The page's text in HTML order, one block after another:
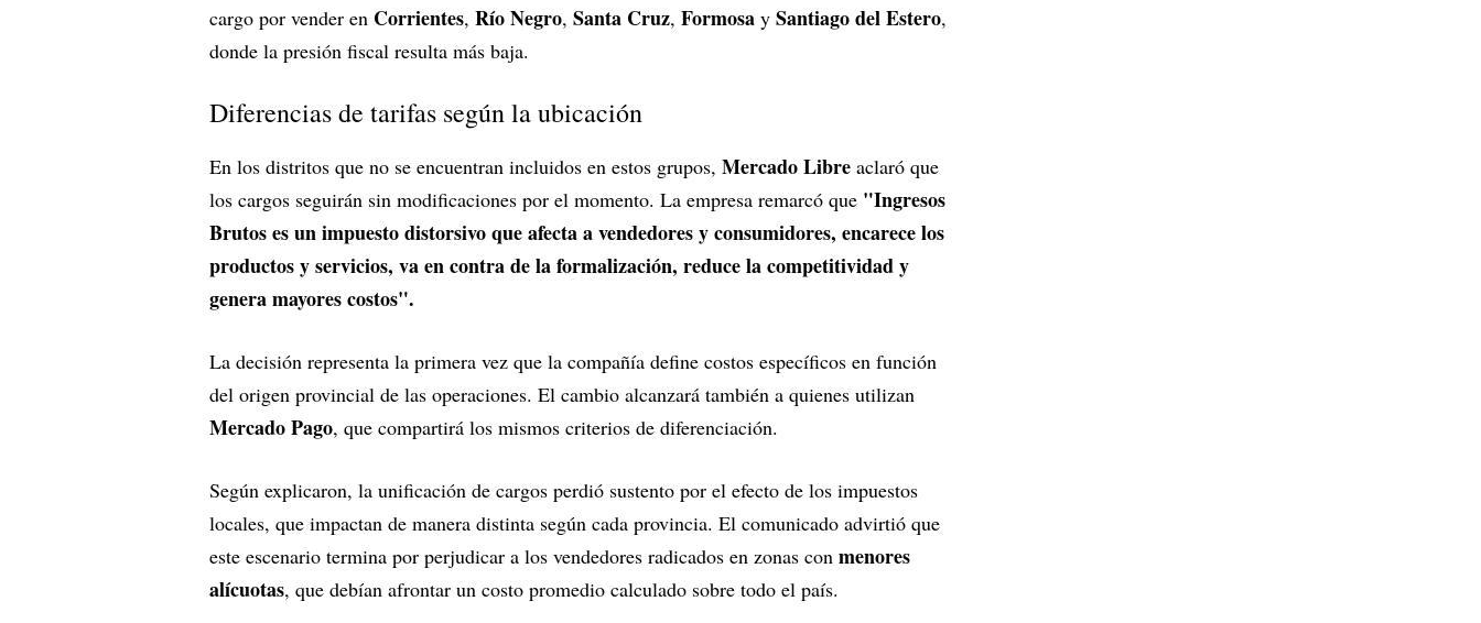
cargo por vender en Corrientes, Río Negro, Santa Cruz, Formosa y Santiago del Estero,
donde la presión fiscal resulta más baja.
Diferencias de tarifas según la ubicación
En los distritos que no se encuentran incluidos en estos grupos, Mercado Libre aclaró que
los cargos seguirán sin modificaciones por el momento. La empresa remarcó que "Ingresos
Brutos es un impuesto distorsivo que afecta a vendedores y consumidores, encarece los
productos y servicios, va en contra de la formalización, reduce la competitividad y
genera mayores costos".
La decisión representa la primera vez que la compañía define costos específicos en función
del origen provincial de las operaciones. El cambio alcanzará también a quienes utilizan
Mercado Pago, que compartirá los mismos criterios de diferenciación.
Según explicaron, la unificación de cargos perdió sustento por el efecto de los impuestos
locales, que impactan de manera distinta según cada provincia. El comunicado advirtió que
este escenario termina por perjudicar a los vendedores radicados en zonas con menores
alícuotas, que debían afrontar un costo promedio calculado sobre todo el país.